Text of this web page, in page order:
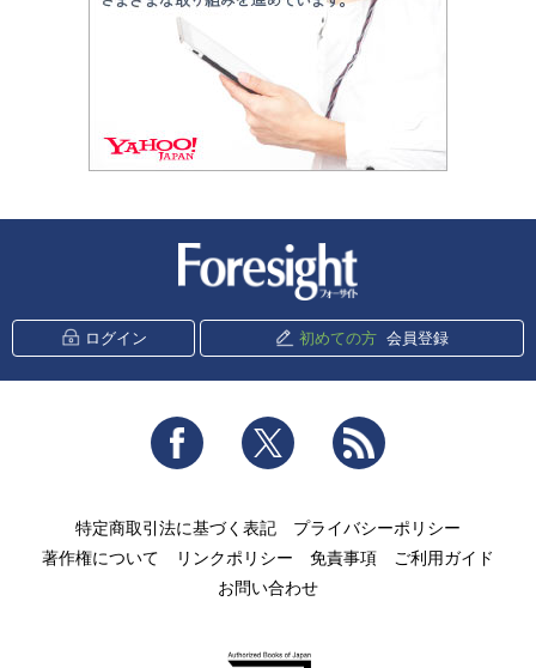
ログイン 初めての方 会員登録
Facebook Twitter
特定商取引法に基づく表記
プライバシーポリシー
著作権について
リンクポリシー 免責事項
ご利用ガイド
お問い合わせ